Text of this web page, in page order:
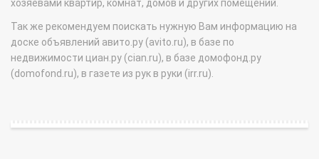
хозяевами квартир, комнат, домов и других помещений.
Так же рекомендуем поискать нужную Вам информацию на
доске объявлений авито.ру (avito.ru), в базе по
недвижимости циан.ру (cian.ru), в базе домофонд.ру
(domofond.ru), в газете из рук в руки (irr.ru).